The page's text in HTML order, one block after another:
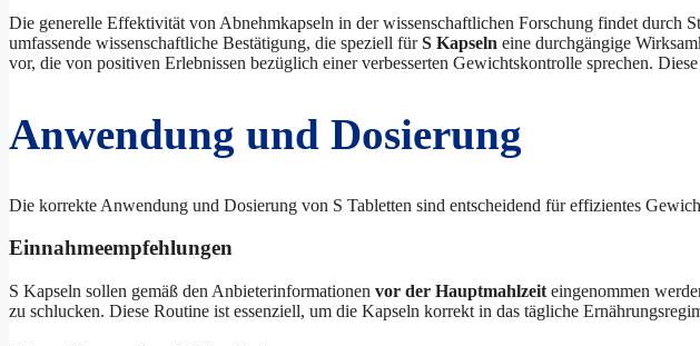
Die generelle Effektivität von Abnehmkapseln in der wissenschaftlichen Forschung findet durch
umfassende wissenschaftliche Bestätigung, die speziell fürS Kapseln eine durchgängige
vor, die von positiven Erlebnissen bezüglich einer verbesserten Gewichtskontrolle sprechen.
Anwendung und Dosierung
Die korrekte Anwendung und Dosierung von S Tabletten sind entscheidend für effizientes
Einnahmeempfehlungen
S Kapseln sollen gemäß den Anbieterinformationen vor der Hauptmahlzeit eingenommen
zu schlucken. Diese Routine ist essenziell, um die Kapseln korrekt in das tägliche